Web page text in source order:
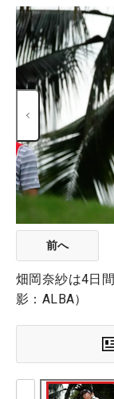
前へ
畑岡奈紗は4日
影：ALBA）